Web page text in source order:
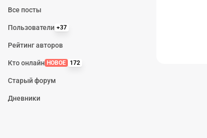
Все посты
Пользователи +37
Рейтинг авторов
Кто онлайн НОВОЕ 172
Старый форум
Дневники